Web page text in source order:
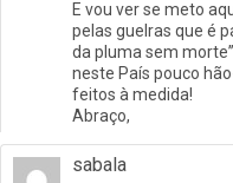
E vou ver se meto
pelas guelras que é
da pluma sem
neste País pouco
feitos à medida!
Abraço,
sabala